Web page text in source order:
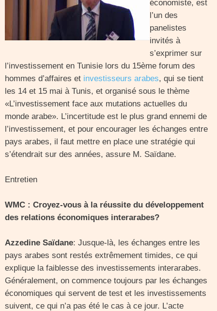
économiste, est
l’un des
panelistes
invités à
s’exprimer sur
l’investissement en Tunisie lors du 15ème forum des
hommes d’affaires et investisseurs arabes, qui se tient
les 14 et 15 mai à Tunis, et organisé sous le thème
«L’investissement face aux mutations actuelles du
monde arabe». L’incertitude est le plus grand ennemi de
l’investissement, et pour encourager les échanges entre
pays arabes, il faut mettre en place une stratégie qui
s’étendrait sur des années, assure M. Saïdane.
Entretien
WMC : Croyez-vous à la réussite du développement
des relations économiques interarabes?
Azzedine Saïdane: Jusque-là, les échanges entre les
pays arabes sont restés extrêmement timides, ce qui
explique la faiblesse des investissements interarabes.
Généralement, on commence toujours par les échanges
économiques qui servent de test et les investissements
suivent, ce qui n’a pas été le cas à ce jour. L’acte